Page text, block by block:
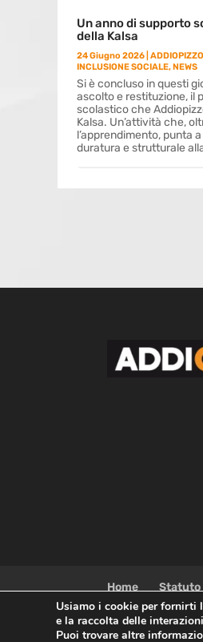
Un anno di supporto
della Kalsa
24 Giugno 2026 ADDIOPIZZO
INCLUSIONE SOCIALE, NEWS
Si è concluso in questi
ascolto e restituzione, il
scolastico che
Kalsa. Un’attività che,
l’apprendimento, punta
duratura e strutturale
Home Statuto
Copyright © 2021
Usiamo i cookie per fornirti
e la raccolta delle
Puoi trovare altre